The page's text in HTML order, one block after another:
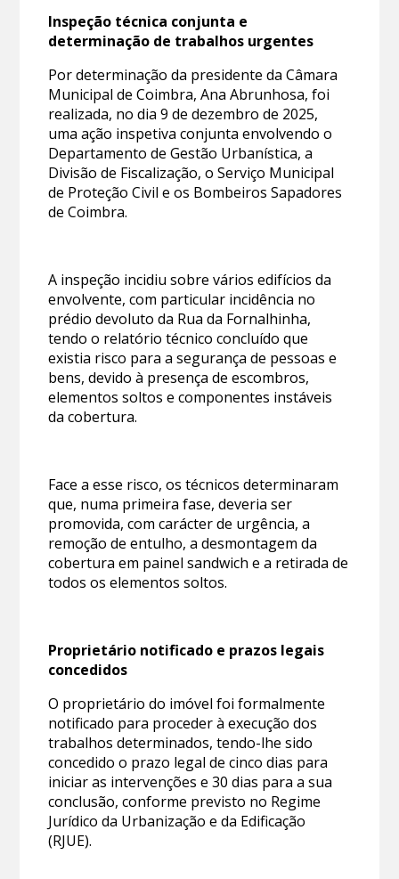
Inspeção técnica conjunta e
determinação de trabalhos urgentes
Por determinação da presidente da Câmara
Municipal de Coimbra, Ana Abrunhosa, foi
realizada, no dia 9 de dezembro de 2025,
uma ação inspetiva conjunta envolvendo o
Departamento de Gestão Urbanística, a
Divisão de Fiscalização, o Serviço Municipal
de Proteção Civil e os Bombeiros Sapadores
de Coimbra.
A inspeção incidiu sobre vários edifícios da
envolvente, com particular incidência no
prédio devoluto da Rua da Fornalhinha,
tendo o relatório técnico concluído que
existia risco para a segurança de pessoas e
bens, devido à presença de escombros,
elementos soltos e componentes instáveis
da cobertura.
Face a esse risco, os técnicos determinaram
que, numa primeira fase, deveria ser
promovida, com carácter de urgência, a
remoção de entulho, a desmontagem da
cobertura em painel sandwich e a retirada de
todos os elementos soltos.
Proprietário notificado e prazos legais
concedidos
O proprietário do imóvel foi formalmente
notificado para proceder à execução dos
trabalhos determinados, tendo-lhe sido
concedido o prazo legal de cinco dias para
iniciar as intervenções e 30 dias para a sua
conclusão, conforme previsto no Regime
Jurídico da Urbanização e da Edificação
(RJUE).